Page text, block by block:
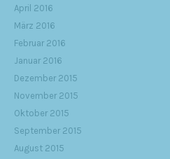
April 2016
März 2016
Februar 2016
Januar 2016
Dezember 2015
November 2015
Oktober 2015
September 2015
August 2015